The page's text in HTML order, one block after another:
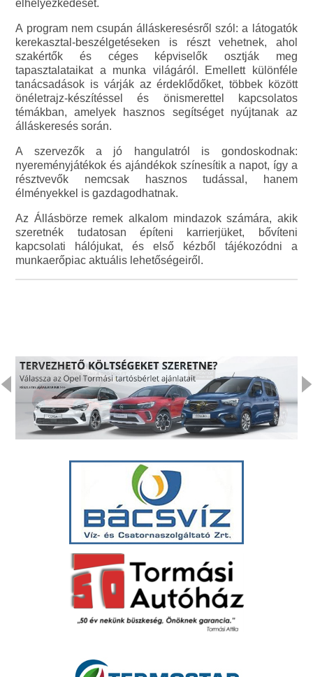
elhelyezkedését.
A program nem csupán álláskeresésről szól: a látogatók
kerekasztal-beszélgetéseken is részt vehetnek, ahol
szakértők és céges képviselők osztják meg
tapasztalataikat a munka világáról. Emellett különféle
tanácsadások is várják az érdeklődőket, többek között
önéletrajz-készítéssel és önismerettel kapcsolatos
témákban, amelyek hasznos segítséget nyújtanak az
álláskeresés során.
A szervezők a jó hangulatról is gondoskodnak:
nyereményjátékok és ajándékok színesítik a napot, így a
résztvevők nemcsak hasznos tudással, hanem
élményekkel is gazdagodhatnak.
Az Állásbörze remek alkalom mindazok számára, akik
szeretnék tudatosan építeni karrierjüket, bővíteni
kapcsolati hálójukat, és első kézből tájékozódni a
munkaerőpiac aktuális lehetőségeiről.